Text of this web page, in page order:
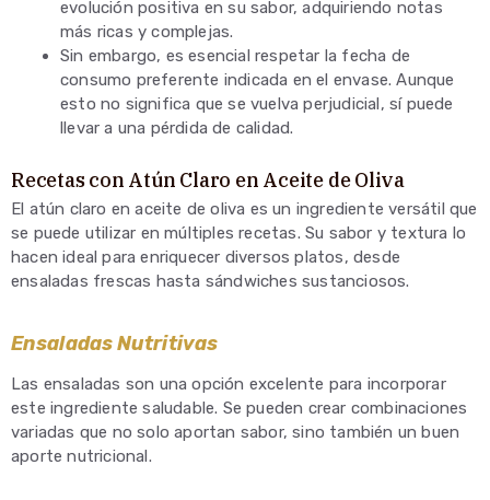
evolución positiva en su sabor, adquiriendo notas
más ricas y complejas.
Sin embargo, es esencial respetar la fecha de
consumo preferente indicada en el envase. Aunque
esto no significa que se vuelva perjudicial, sí puede
llevar a una pérdida de calidad.
Recetas con Atún Claro en Aceite de Oliva
El atún claro en aceite de oliva es un ingrediente versátil que
se puede utilizar en múltiples recetas. Su sabor y textura lo
hacen ideal para enriquecer diversos platos, desde
ensaladas frescas hasta sándwiches sustanciosos.
Ensaladas Nutritivas
Las ensaladas son una opción excelente para incorporar
este ingrediente saludable. Se pueden crear combinaciones
variadas que no solo aportan sabor, sino también un buen
aporte nutricional.